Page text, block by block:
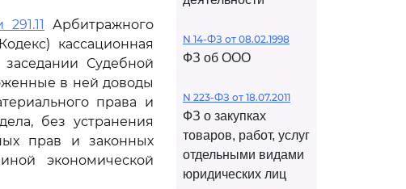
291.11
Арбитражного
кассационная
Судебной
в ней доводы
права и
без устранения
прав и законных
экономической
N 14-ФЗ от 08.02.1998
ФЗ об ООО
N 223-ФЗ от 18.07.2011
ФЗ о закупках
товаров, работ, услуг
отдельными видами
юридических лиц